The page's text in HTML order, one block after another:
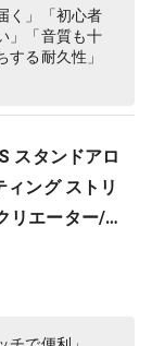
く」「初心者
」「音質も十
る耐久性」
スタンドアロ
ィング ストリ
リエーター/ゲ
用可能 2年保
(4P5P7AA)